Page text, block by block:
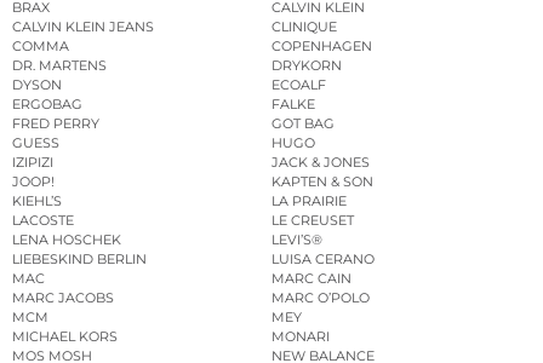
BRAX
CALVIN KLEIN
CALVIN KLEIN JEANS
CLINIQUE
COMMA
COPENHAGEN
DR. MARTENS
DRYKORN
DYSON
ECOALF
ERGOBAG
FALKE
FRED PERRY
GOT BAG
GUESS
HUGO
IZIPIZI
JACK & JONES
JOOP!
KAPTEN & SON
KIEHL’S
LA PRAIRIE
LACOSTE
LE CREUSET
LENA HOSCHEK
LEVI’S®
LIEBESKIND BERLIN
LUISA CERANO
MAC
MARC CAIN
MARC JACOBS
MARC O’POLO
MCM
MEY
MICHAEL KORS
MONARI
MOS MOSH
NEW BALANCE